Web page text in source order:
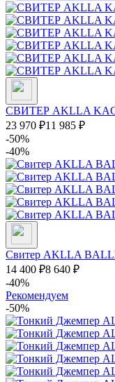
СВИТЕР AKLLA
23 970 ₽11 985 ₽
-50%
-40%
Свитер AKLLA
14 400 ₽8 640 ₽
-40%
Рекомендуем
-50%